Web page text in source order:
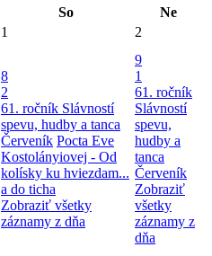
So
Ne
1 2
8
2
61. ročník Slávností
spevu, hudby a tanca
Červeník Pocta Eve
Kostolányiovej - Od
kolísky ku hviezdam...
a do ticha
Zobraziť všetky
záznamy z dňa
9
1
61. ročník
Slávností
spevu,
hudby a
tanca
Červeník
Zobraziť
všetky
záznamy z
dňa